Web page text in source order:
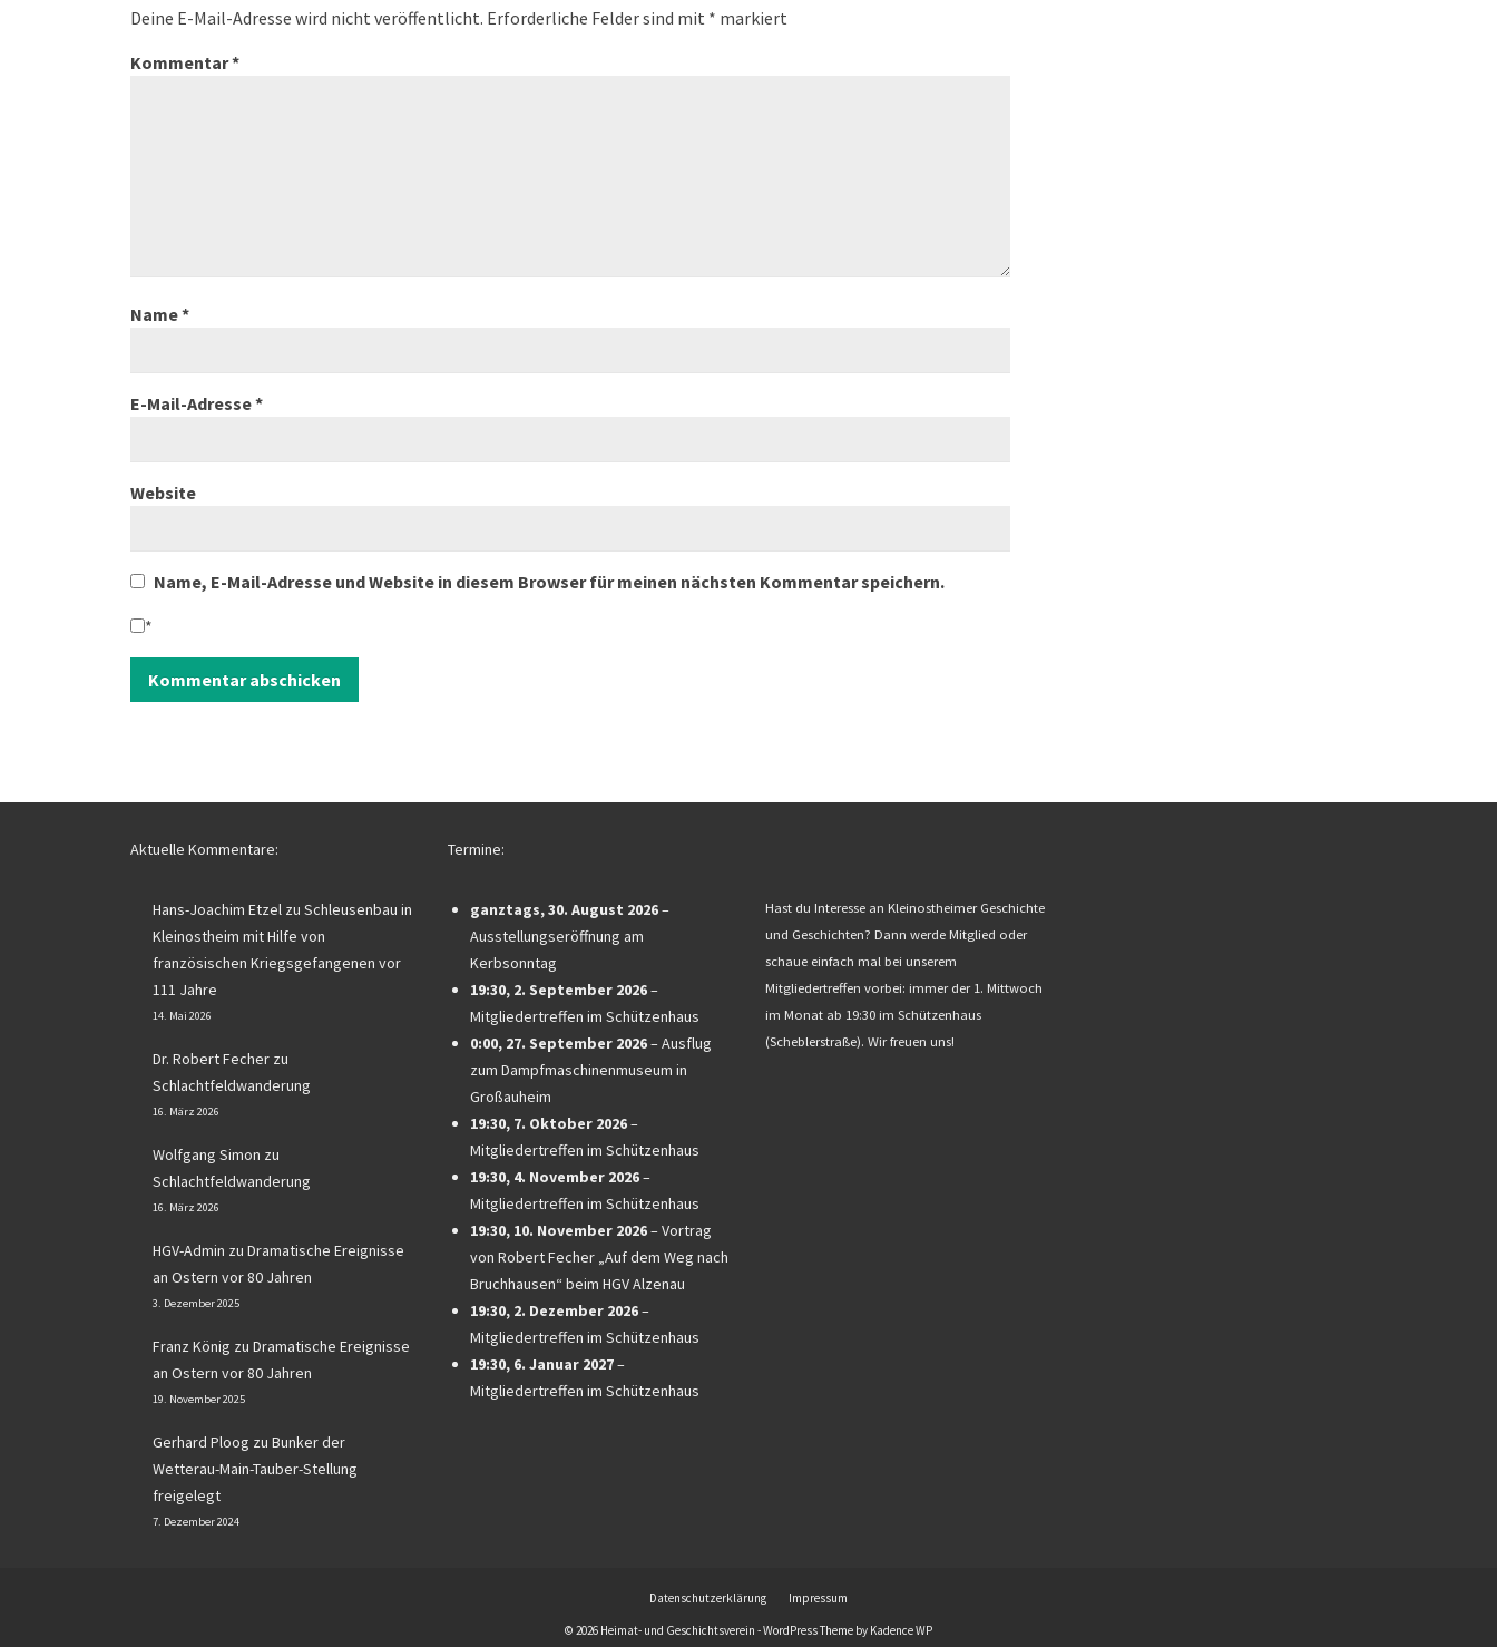
Deine E-Mail-Adresse wird nicht veröffentlicht. Erforderliche Felder sind mit * markiert
Kommentar*
Name*
E-Mail-Adresse*
Website
Name, E-Mail-Adresse und Website in diesem Browser für meinen nächsten Kommentar speichern.
*
Aktuelle Kommentare:
Hans-Joachim Etzel zu Schleusenbau in
Kleinostheim mit Hilfe von
französischen Kriegsgefangenen vor
111 Jahre
14. Mai 2026
Dr. Robert Fecher zu
Schlachtfeldwanderung
16. März 2026
Wolfgang Simon zu
Schlachtfeldwanderung
16. März 2026
HGV-Admin zu Dramatische Ereignisse
an Ostern vor 80 Jahren
3. Dezember 2025
Franz König zu Dramatische Ereignisse
an Ostern vor 80 Jahren
19. November 2025
Gerhard Ploog zu Bunker der
Wetterau-Main-Tauber-Stellung
freigelegt
7. Dezember 2024
Termine:
ganztags,30. August 2026–
Ausstellungseröffnung am
Kerbsonntag
19:30, 2. September 2026–
Mitgliedertreffen im Schützenhaus
0:00, 27. September 2026–Ausflug
zum Dampfmaschinenmuseum in
Großauheim
19:30, 7. Oktober 2026–
Mitgliedertreffen im Schützenhaus
19:30, 4. November 2026–
Mitgliedertreffen im Schützenhaus
19:30, 10. November 2026–Vortrag
von Robert Fecher „Auf dem Weg nach
Bruchhausen“ beim HGV Alzenau
19:30, 2. Dezember 2026–
Mitgliedertreffen im Schützenhaus
19:30, 6. Januar 2027–
Mitgliedertreffen im Schützenhaus
Hast du Interesse an Kleinostheimer Geschichte
und Geschichten? Dann werde Mitglied oder
schaue einfach mal bei unserem
Mitgliedertreffen vorbei: immer der 1. Mittwoch
im Monat ab 19:30 im Schützenhaus
(Scheblerstraße). Wir freuen uns!
Datenschutzerklärung Impressum
© 2026 Heimat- und Geschichtsverein - WordPress Theme by Kadence WP